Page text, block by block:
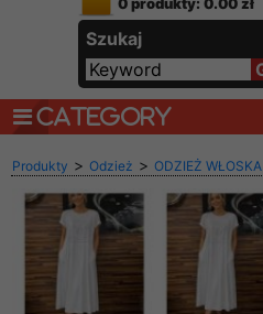
Szukaj
CATEGORY
Produkty > Odzież > ODZIEŻ WŁOSKA